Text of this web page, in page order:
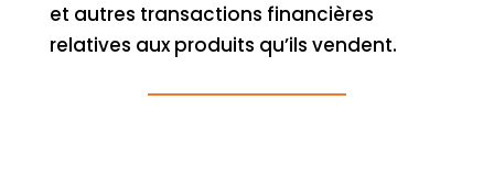
et autres transactions financières
relatives aux produits qu’ils vendent.